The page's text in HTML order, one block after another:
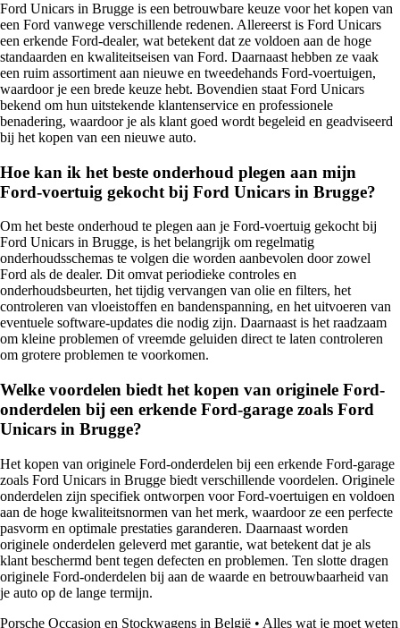
Ford Unicars in Brugge is een betrouwbare keuze voor het kopen van
een Ford vanwege verschillende redenen. Allereerst is Ford Unicars
een erkende Ford-dealer, wat betekent dat ze voldoen aan de hoge
standaarden en kwaliteitseisen van Ford. Daarnaast hebben ze vaak
een ruim assortiment aan nieuwe en tweedehands Ford-voertuigen,
waardoor je een brede keuze hebt. Bovendien staat Ford Unicars
bekend om hun uitstekende klantenservice en professionele
benadering, waardoor je als klant goed wordt begeleid en geadviseerd
bij het kopen van een nieuwe auto.
Hoe kan ik het beste onderhoud plegen aan mijn
Ford-voertuig gekocht bij Ford Unicars in Brugge?
Om het beste onderhoud te plegen aan je Ford-voertuig gekocht bij
Ford Unicars in Brugge, is het belangrijk om regelmatig
onderhoudsschemas te volgen die worden aanbevolen door zowel
Ford als de dealer. Dit omvat periodieke controles en
onderhoudsbeurten, het tijdig vervangen van olie en filters, het
controleren van vloeistoffen en bandenspanning, en het uitvoeren van
eventuele software-updates die nodig zijn. Daarnaast is het raadzaam
om kleine problemen of vreemde geluiden direct te laten controleren
om grotere problemen te voorkomen.
Welke voordelen biedt het kopen van originele Ford-
onderdelen bij een erkende Ford-garage zoals Ford
Unicars in Brugge?
Het kopen van originele Ford-onderdelen bij een erkende Ford-garage
zoals Ford Unicars in Brugge biedt verschillende voordelen. Originele
onderdelen zijn specifiek ontworpen voor Ford-voertuigen en voldoen
aan de hoge kwaliteitsnormen van het merk, waardoor ze een perfecte
pasvorm en optimale prestaties garanderen. Daarnaast worden
originele onderdelen geleverd met garantie, wat betekent dat je als
klant beschermd bent tegen defecten en problemen. Ten slotte dragen
originele Ford-onderdelen bij aan de waarde en betrouwbaarheid van
je auto op de lange termijn.
Porsche Occasion en Stockwagens in België • Alles wat je moet weten